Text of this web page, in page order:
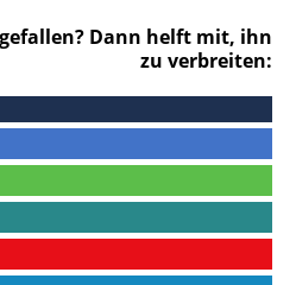
Dann helft mit, ihn
zu verbreiten: